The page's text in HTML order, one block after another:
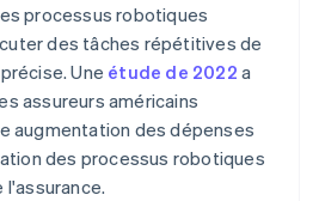
processus robotiques
des tâches répétitives de
Une étude de 2022 a
assureurs américains
augmentation des dépenses
des processus robotiques
l'assurance.